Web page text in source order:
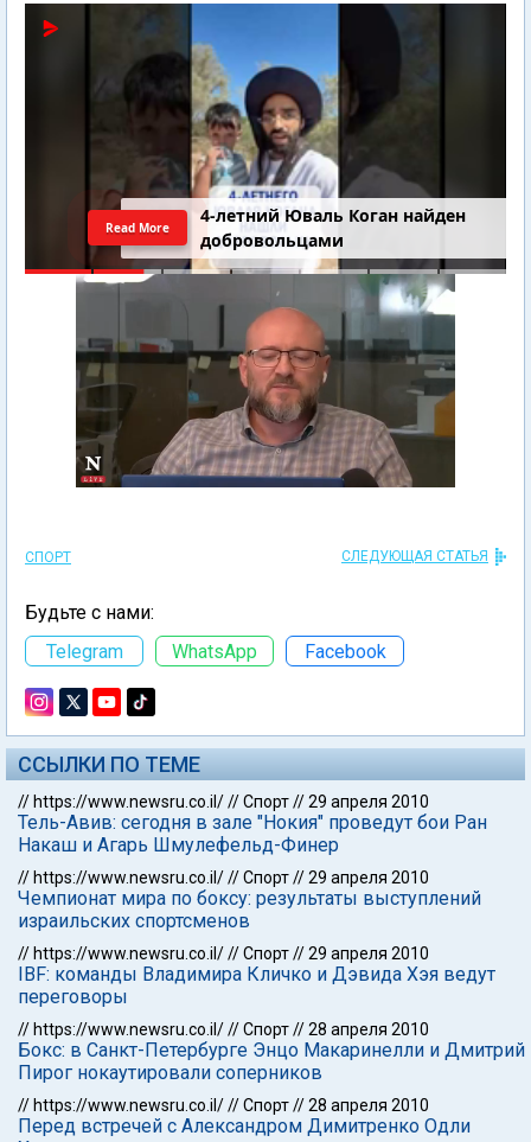
4-летний Юваль Коган найден
добровольцами
Read More
СПОРТ СЛЕДУЮЩАЯ СТАТЬЯ
Будьте с нами:
Telegram
WhatsApp Facebook
ССЫЛКИ ПО ТЕМЕ
// https://www.newsru.co.il///Спорт//29 апреля 2010
Тель-Авив: сегодня в зале "Нокия" проведут бои Ран
Накаш и Агарь Шмулефельд-Финер
// https://www.newsru.co.il///Спорт//29 апреля 2010
Чемпионат мира по боксу: результаты выступлений
израильских спортсменов
// https://www.newsru.co.il///Спорт//29 апреля 2010
IBF: команды Владимира Кличко и Дэвида Хэя ведут
переговоры
// https://www.newsru.co.il///Спорт//28 апреля 2010
Бокс: в Санкт-Петербурге Энцо Макаринелли и Дмитрий
Пирог нокаутировали соперников
// https://www.newsru.co.il///Спорт//28 апреля 2010
Перед встречей с Александром Димитренко Одли